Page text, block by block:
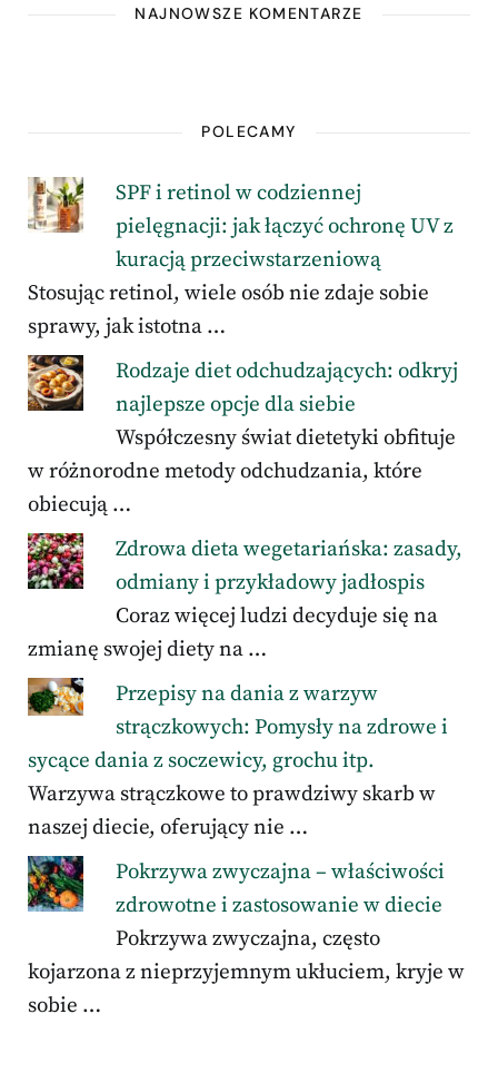
NAJNOWSZE KOMENTARZE
POLECAMY
SPF i retinol w codziennej
pielęgnacji: jak łączyć ochronę UV z
kuracją przeciwstarzeniową
Stosując retinol, wiele osób nie zdaje sobie
sprawy, jak istotna …
Rodzaje diet odchudzających: odkryj
najlepsze opcje dla siebie
Współczesny świat dietetyki obfituje
w różnorodne metody odchudzania, które
obiecują …
Zdrowa dieta wegetariańska: zasady,
odmiany i przykładowy jadłospis
Coraz więcej ludzi decyduje się na
zmianę swojej diety na …
Przepisy na dania z warzyw
strączkowych: Pomysły na zdrowe i
sycące dania z soczewicy, grochu itp.
Warzywa strączkowe to prawdziwy skarb w
naszej diecie, oferujący nie …
Pokrzywa zwyczajna – właściwości
zdrowotne i zastosowanie w diecie
Pokrzywa zwyczajna, często
kojarzona z nieprzyjemnym ukłuciem, kryje w
sobie …